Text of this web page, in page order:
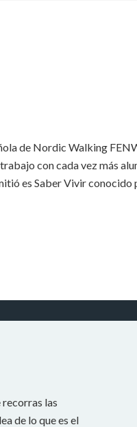
de Nordic Walking
con cada vez más
es Saber Vivir conocido
recorras las
de lo que es el